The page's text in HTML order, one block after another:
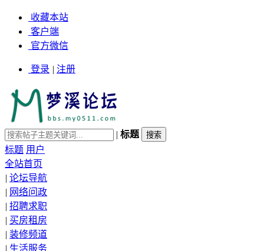
收藏本站
客户端
官方微信
登录 | 注册
| 标题
标题 用户
全站首页
| 论坛导航
| 网络问政
| 招聘求职
| 买房租房
| 装修频道
| 生活服务